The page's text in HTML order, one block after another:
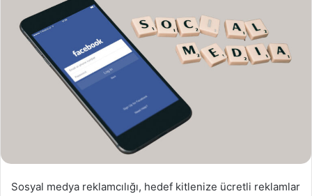
Sosyal medya reklamcılığı, hedef kitlenize ücretli reklamlar